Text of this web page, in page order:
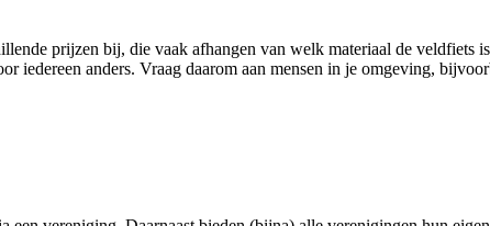
prijzen bij, die vaak afhangen van welk materiaal de veldfiets
iedereen anders. Vraag daarom aan mensen in je omgeving,